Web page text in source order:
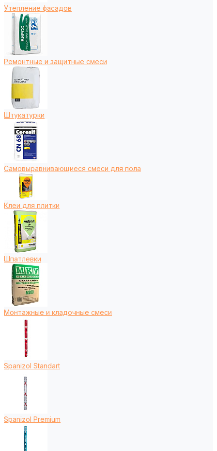
Утепление фасадов
Ремонтные и защитные смеси
Штукатурки
Самовыравнивающиеся смеси для пола
Клеи для плитки
Шпатлевки
Монтажные и кладочные смеси
Spanizol Standart
Spanizol Premium